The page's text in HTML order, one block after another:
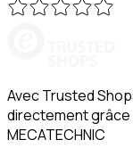
Avec Trusted
directement grâce
MECATECHNIC